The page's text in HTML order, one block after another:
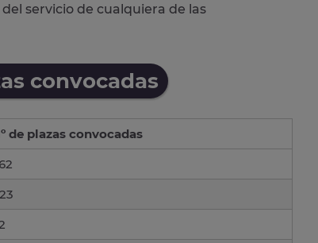
servicio de cualquiera de las
convocadas
de plazas convocadas